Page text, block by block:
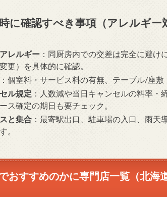
に確認すべき事項（アレルギー
レルギー ：同厨房内での交差は完全に避け
更）を具体的に確認。
：個室料・サービス料の有無、テーブル/座敷
ル規定 ：人数減や当日キャンセルの料率
ス確定の期日も要チェック。
と集合 ：最寄駅出口、駐車場の入口、雨
。
おすすめのかに専門店一覧（北海